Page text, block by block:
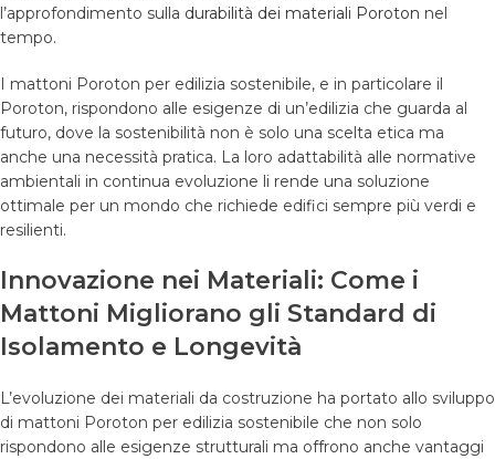
l’approfondimento sulla durabilità dei materiali Poroton nel
tempo.
I mattoni Poroton per edilizia sostenibile, e in particolare il
Poroton, rispondono alle esigenze di un’edilizia che guarda al
futuro, dove la sostenibilità non è solo una scelta etica ma
anche una necessità pratica. La loro adattabilità alle normative
ambientali in continua evoluzione li rende una soluzione
ottimale per un mondo che richiede edifici sempre più verdi e
resilienti.
Innovazione nei Materiali: Come i
Mattoni Migliorano gli Standard di
Isolamento e Longevità
L’evoluzione dei materiali da costruzione ha portato allo sviluppo
di mattoni Poroton per edilizia sostenibile che non solo
rispondono alle esigenze strutturali ma offrono anche vantaggi